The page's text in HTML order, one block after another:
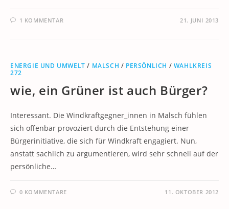
1 KOMMENTAR 21. JUNI 2013
ENERGIE UND UMWELT / MALSCH / PERSÖNLICH / WAHLKREIS
272
wie, ein Grüner ist auch Bürger?
Interessant. Die Windkraftgegner_innen in Malsch fühlen
sich offenbar provoziert durch die Entstehung einer
Bürgerinitiative, die sich für Windkraft engagiert. Nun,
anstatt sachlich zu argumentieren, wird sehr schnell auf der
persönliche…
0 KOMMENTARE 11. OKTOBER 2012